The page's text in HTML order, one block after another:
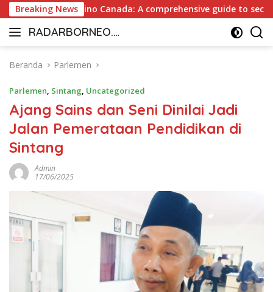
Langsung
ke
konten
Breaking News
Payout Casino Canada: A comprehensive guide to secure
RADARBORNEO.I
Radarnya
Beranda
Parlemen
Parlemen, Sintang, Uncategorized
Ajang Sains dan Seni Dinilai Jadi
Jalan Pemerataan Pendidikan di
Sintang
Admin
17/06/2025